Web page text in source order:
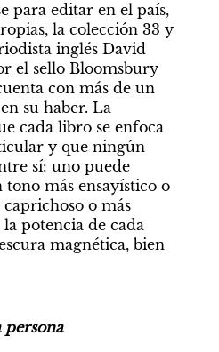
para editar en el país,
la colección 33 y
inglés David
el sello Bloomsbury
con más de un
su haber. La
cada libro se enfoca
y que ningún
sí: uno puede
más ensayístico o
o más
potencia de cada
magnética, bien
persona